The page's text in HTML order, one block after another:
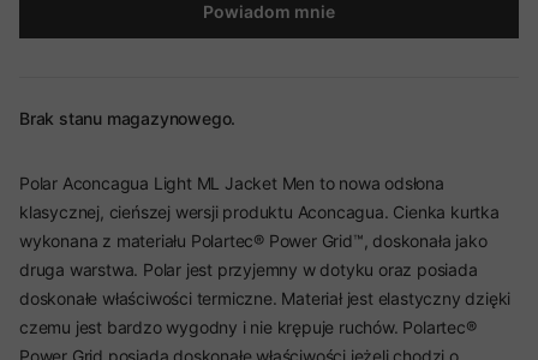
Powiadom mnie
Brak stanu magazynowego.
Polar Aconcagua Light ML Jacket Men to nowa odsłona
klasycznej, cieńszej wersji produktu Aconcagua. Cienka kurtka
wykonana z materiału Polartec® Power Grid™, doskonała jako
druga warstwa. Polar jest przyjemny w dotyku oraz posiada
doskonałe właściwości termiczne. Materiał jest elastyczny dzięki
czemu jest bardzo wygodny i nie krępuje ruchów. Polartec®
Power Grid posiada doskonałe właściwości jeżeli chodzi o